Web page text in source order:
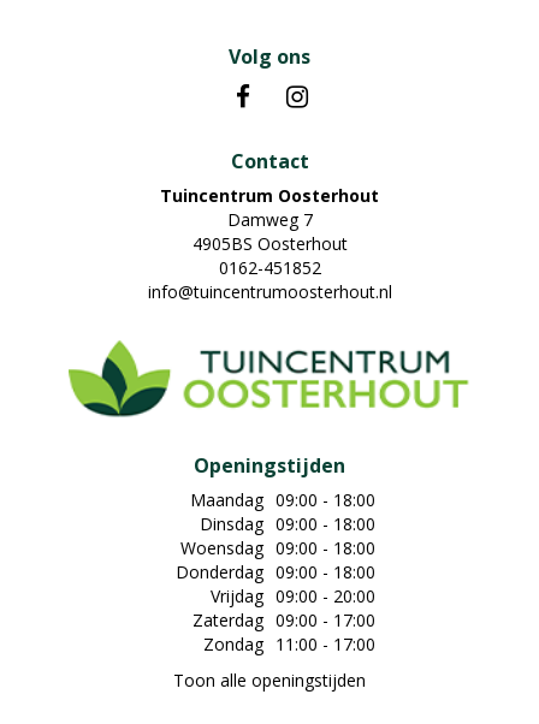
Volg ons
Contact
Tuincentrum Oosterhout
Damweg 7
4905BS Oosterhout
0162-451852
info@tuincentrumoosterhout.nl
Openingstijden
Maandag 09:00 - 18:00
Dinsdag 09:00 - 18:00
Woensdag 09:00 - 18:00
Donderdag 09:00 - 18:00
Vrijdag 09:00 - 20:00
Zaterdag 09:00 - 17:00
Zondag 11:00 - 17:00
Toon alle openingstijden